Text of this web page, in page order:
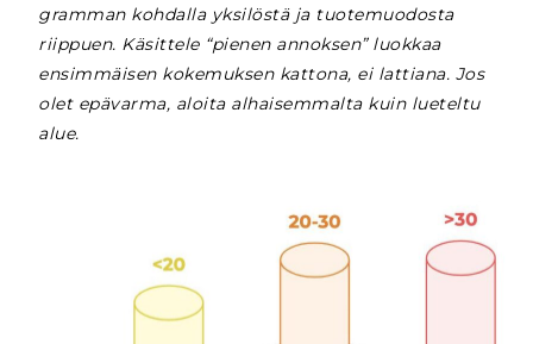
gramman kohdalla yksilöstä ja tuotemuodosta
riippuen. Käsittele “pienen annoksen” luokkaa
ensimmäisen kokemuksen kattona, ei lattiana. Jos
olet epävarma, aloita alhaisemmalta kuin lueteltu
alue.